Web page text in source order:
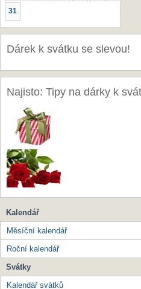
31
Dárek k svátku se slevou!
Najisto: Tipy na dárky k
Kalendář
Měsíční kalendář
Roční kalendář
Svátky
Kalendář svátků